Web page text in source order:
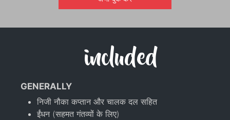
included
GENERALLY
निजी नौका कप्तान और चालक दल सहित
ईंधन (सहमत गंतव्यों के लिए)